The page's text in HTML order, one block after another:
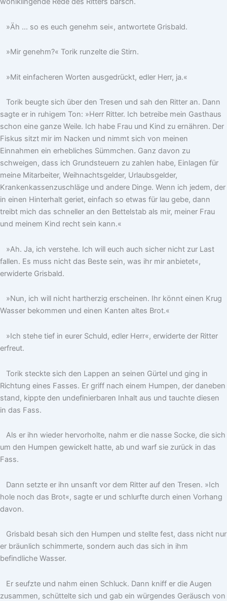
»Äh … so es euch genehm sei«, antwortete Grisbald.
»Mir genehm?« Torik runzelte die Stirn.
»Mit einfacheren Worten ausgedrückt, edler Herr, ja.«
Torik beugte sich über den Tresen und sah den Ritter an. Dann
sagte er in ruhigem Ton: »Herr Ritter. Ich betreibe mein Gasthaus
schon eine ganze Weile. Ich habe Frau und Kind zu ernähren. Der
Fiskus sitzt mir im Nacken und nimmt sich von meinen
Einnahmen ein erhebliches Sümmchen. Ganz davon zu
schweigen, dass ich Grundsteuern zu zahlen habe, Einlagen für
meine Mitarbeiter, Weihnachtsgelder, Urlaubsgelder,
Krankenkassenzuschläge und andere Dinge. Wenn ich jedem, der
in einen Hinterhalt geriet, einfach so etwas für lau gebe, dann
treibt mich das schneller an den Bettelstab als mir, meiner Frau
und meinem Kind recht sein kann.«
»Ah. Ja, ich verstehe. Ich will euch auch sicher nicht zur Last
fallen. Es muss nicht das Beste sein, was ihr mir anbietet«,
erwiderte Grisbald.
»Nun, ich will nicht hartherzig erscheinen. Ihr könnt einen Krug
Wasser bekommen und einen Kanten altes Brot.«
»Ich stehe tief in eurer Schuld, edler Herr«, erwiderte der Ritter
erfreut.
Torik steckte sich den Lappen an seinen Gürtel und ging in
Richtung eines Fasses. Er griff nach einem Humpen, der daneben
stand, kippte den undefinierbaren Inhalt aus und tauchte diesen
in das Fass.
Als er ihn wieder hervorholte, nahm er die nasse Socke, die sich
um den Humpen gewickelt hatte, ab und warf sie zurück in das
Fass.
Dann setzte er ihn unsanft vor dem Ritter auf den Tresen. »Ich
hole noch das Brot«, sagte er und schlurfte durch einen Vorhang
davon.
Grisbald besah sich den Humpen und stellte fest, dass nicht nur
er bräunlich schimmerte, sondern auch das sich in ihm
befindliche Wasser.
Er seufzte und nahm einen Schluck. Dann kniff er die Augen
zusammen, schüttelte sich und gab ein würgendes Geräusch von